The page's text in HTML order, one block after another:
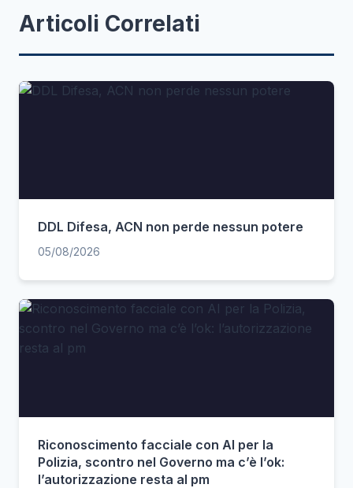
Articoli Correlati
DDL Difesa, ACN non perde nessun potere
05/08/2026
Riconoscimento facciale con AI per la
Polizia, scontro nel Governo ma c’è l’ok:
l’autorizzazione resta al pm